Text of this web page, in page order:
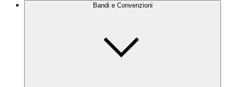
Bandi e Convenzioni